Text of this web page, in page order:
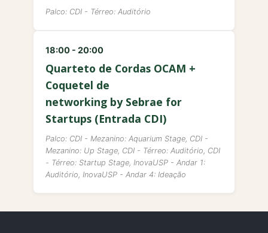
Palco: CDI - Térreo: Auditório
18:00 - 20:00
Quarteto de Cordas OCAM +
Coquetel de
networking by Sebrae for
Startups (Entrada CDI)
Palco: CDI - Mezanino: Aquarium Stage, CDI -
Mezanino: Up Stage, CDI - Térreo: Auditório, CDI
- Térreo: Startup Stage, InovaUSP - Andar 1:
Auditório, InovaUSP - Andar 4: Ideação